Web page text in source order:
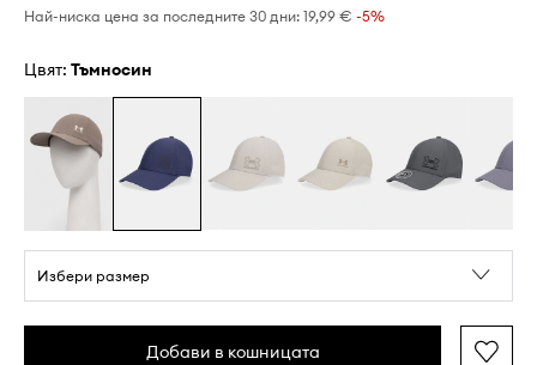
Най-ниска цена за последните 30 дни: 19,99 € -5%
Цвят: тъмносин
Избери размер
Добави в кошницата